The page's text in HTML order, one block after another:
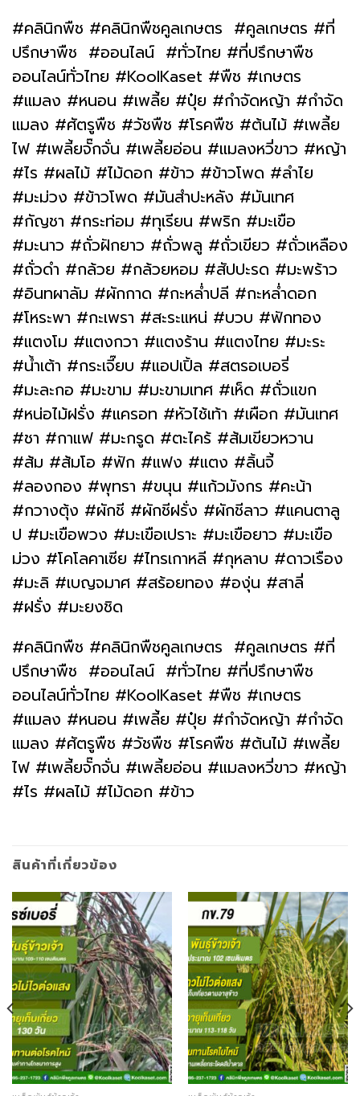
#คลินิกพืช #คลินิกพืชคูลเกษตร #คูลเกษตร #ที่
ปรึกษาพืช #ออนไลน์ #ทั่วไทย #ที่ปรึกษาพืช
ออนไลน์ทั่วไทย #KoolKaset #พืช #เกษตร
#แมลง #หนอน #เพลี้ย #ปุ๋ย #กำจัดหญ้า #กำจัด
แมลง #ศัตรูพืช #วัชพืช #โรคพืช #ต้นไม้ #เพลี้ย
ไฟ #เพลี้ยจั๊กจั่น #เพลี้ยอ่อน #แมลงหวี่ขาว #หญ้า
#ไร #ผลไม้ #ไม้ดอก #ข้าว #ข้าวโพด #ลำไย
#มะม่วง #ข้าวโพด #มันสำปะหลัง #มันเทศ
#กัญชา #กระท่อม #ทุเรียน #พริก #มะเขือ
#มะนาว #ถั่วฝักยาว #ถั่วพลู #ถั่วเขียว #ถั่วเหลือง
#ถั่วดำ #กล้วย #กล้วยหอม #สัปปะรด #มะพร้าว
#อินทผาลัม #ผักกาด #กะหล่ำปลี #กะหล่ำดอก
#โหระพา #กะเพรา #สะระแหน่ #บวบ #ฟักทอง
#แตงโม #แตงกวา #แตงร้าน #แตงไทย #มะระ
#น้ำเต้า #กระเจี๊ยบ #แอปเปิ้ล #สตรอเบอรี่
#มะละกอ #มะขาม #มะขามเทศ #เห็ด #ถั่วแขก
#หน่อไม้ฝรั่ง #แครอท #หัวไช้เท้า #เผือก #มันเทศ
#ชา #กาแฟ #มะกรูด #ตะไคร้ #ส้มเขียวหวาน
#ส้ม #ส้มโอ #ฟัก #แฟง #แตง #ลิ้นจี้
#ลองกอง #พุทรา #ขนุน #แก้วมังกร #คะน้า
#กวางตุ้ง #ผักชี #ผักชีฝรั่ง #ผักชีลาว #แคนตาลู
ป #มะเขือพวง #มะเขือเปราะ #มะเขือยาว #มะเขือ
ม่วง #โคโลคาเซีย #ไทรเกาหลี #กุหลาบ #ดาวเรือง
#มะลิ #เบญจมาศ #สร้อยทอง #องุ่น #สาลี่
#ฝรั่ง #มะยงชิด
#คลินิกพืช #คลินิกพืชคูลเกษตร #คูลเกษตร #ที่
ปรึกษาพืช #ออนไลน์ #ทั่วไทย #ที่ปรึกษาพืช
ออนไลน์ทั่วไทย #KoolKaset #พืช #เกษตร
#แมลง #หนอน #เพลี้ย #ปุ๋ย #กำจัดหญ้า #กำจัด
แมลง #ศัตรูพืช #วัชพืช #โรคพืช #ต้นไม้ #เพลี้ย
ไฟ #เพลี้ยจั๊กจั่น #เพลี้ยอ่อน #แมลงหวี่ขาว #หญ้า
#ไร #ผลไม้ #ไม้ดอก #ข้าว
สินค้าที่เกี่ยวข้อง